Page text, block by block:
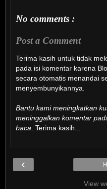
No comments :
Post a Comment
Terima kasih untuk tidak
pada isi komentar karena
secara otomatis menandai
menyembunyikannya.
Bantu kami meningkatkan
meninggalkan komentar
baca . Terima kasih...
‹
View